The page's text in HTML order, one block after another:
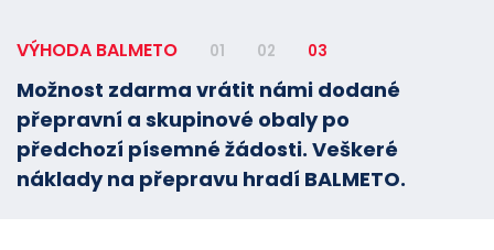
VÝHODA BALMETO 01 02 03
Možnost zdarma vrátit námi dodané
přepravní a skupinové obaly po
předchozí písemné žádosti. Veškeré
náklady na přepravu hradí BALMETO.